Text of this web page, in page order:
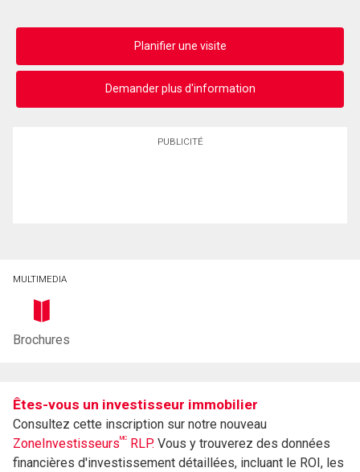
Planifier une visite
Demander plus d'information
PUBLICITÉ
MULTIMEDIA
Brochures
Êtes-vous un investisseur immobilier
Consultez cette inscription sur notre nouveau
ZoneInvestisseursMC RLP. Vous y trouverez des données
financières d'investissement détaillées, incluant le ROI, les